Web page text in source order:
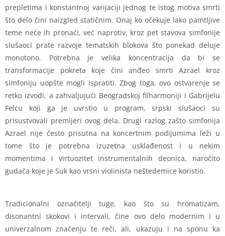
prepletima i konstantnoj varijaciji jednog te istog motiva smrti
što delo čini naizgled statičnim. Onaj ko očekuje lako pamtljive
teme neće ih pronaći, već naprotiv, kroz pet stavova simfonije
slušaoci prate razvoje tematskih blokova što ponekad deluje
monotono. Potrebna je velika koncentracija da bi se
transformacije pokreta koje čini anđeo smrti Azrael kroz
simfoniju uopšte mogli ispratiti. Zbog toga, ovo ostvarenje se
retko izvodi, a zahvaljujući Beogradskoj filharmoniji i Gabrijelu
Felcu koji ga je uvrstio u program, srpski slušaoci su
prisustvovali premijeri ovog dela. Drugi razlog zašto simfonija
Azrael nije često prisutna na koncertnim podijumima leži u
tome što je potrebna izuzetna usklađenost i u nekim
momentima i virtuozitet instrumentalnih deonica, naročito
gudača koje je Suk kao vrsni violinista neštedemice koristio.
Tradicionalni označitelji tuge, kao što su hromatizam,
disonantni skokovi i intervali, čine ovo delo modernim i u
univerzalnom značenju te reči, ali, ukazuju i na sponu ka